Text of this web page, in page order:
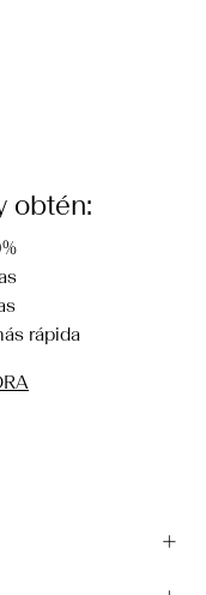
obtén:
rápida